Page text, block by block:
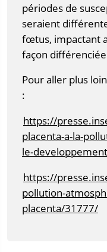
périodes de
seraient
fœtus, impactant
façon
Pour aller plus
:
https://
placenta-a-la-
le-
https://
pollution-
placenta/31777/